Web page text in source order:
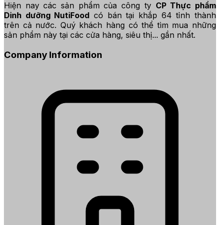
Hiện nay các sản phẩm của công ty CP Thực phẩm
Dinh dưỡng NutiFood có bán tại khắp 64 tỉnh thành
trên cả nước. Quý khách hàng có thể tìm mua những
sản phẩm này tại các cửa hàng, siêu thị... gần nhất.
Company Information